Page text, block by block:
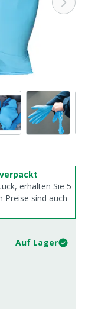
erhalten Sie 5
Preise sind auch
Auf Lager